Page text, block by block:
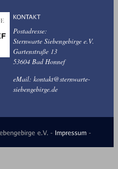
Postadresse:
Sternwarte Siebengebirge e.V.
Gartenstraße 13
53604 Bad Honnef
eMail: kontakt@sternwarte-
siebengebirge.de